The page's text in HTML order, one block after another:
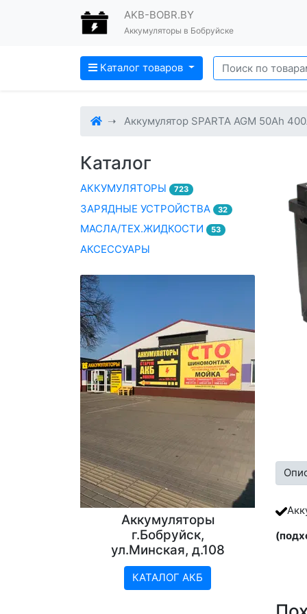
AKB-BOBR.BY
Аккумуляторы в Бобруйске
Каталог товаров
Аккумулятор SPARTA AGM 50Ah
Каталог
АККУМУЛЯТОРЫ 723
ЗАРЯДНЫЕ УСТРОЙСТВА 32
МАСЛА/ТЕХ.ЖИДКОСТИ 53
АКСЕССУАРЫ
Аккумуляторы
г.Бобруйск,
ул.Минская, д.108
КАТАЛОГ АКБ